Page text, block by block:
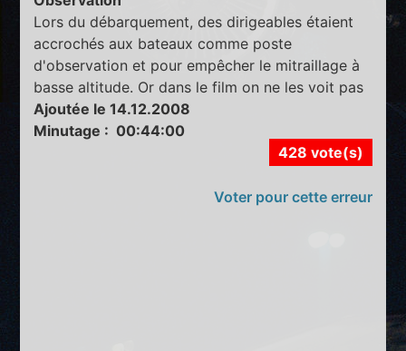
Lors du débarquement, des dirigeables étaient
accrochés aux bateaux comme poste
d'observation et pour empêcher le mitraillage à
basse altitude. Or dans le film on ne les voit pas
Ajoutée le 14.12.2008
Minutage : 00:44:00
428 vote(s)
Voter pour cette erreur